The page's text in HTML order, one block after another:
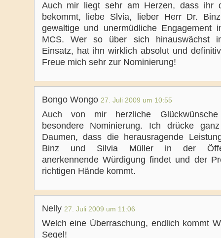
Auch mir liegt sehr am Herzen, dass ihr
bekommt, liebe Slvia, lieber Herr Dr.
gewaltige und unermüdliche Engagement
MCS. Wer so über sich hinauswächst
Einsatz, hat ihn wirklich absolut und
Freue mich sehr zur Nominierung!
Bongo Wongo 27. Juli 2009 um 10:55
Auch von mir herzliche
besondere Nominierung. Ich drücke
Daumen, dass die herausragende
Binz und Silvia Müller in der
anerkennende Würdigung findet und der
richtigen Hände kommt.
Nelly 27. Juli 2009 um 11:06
Welch eine Überraschung, endlich kommt
Segel!